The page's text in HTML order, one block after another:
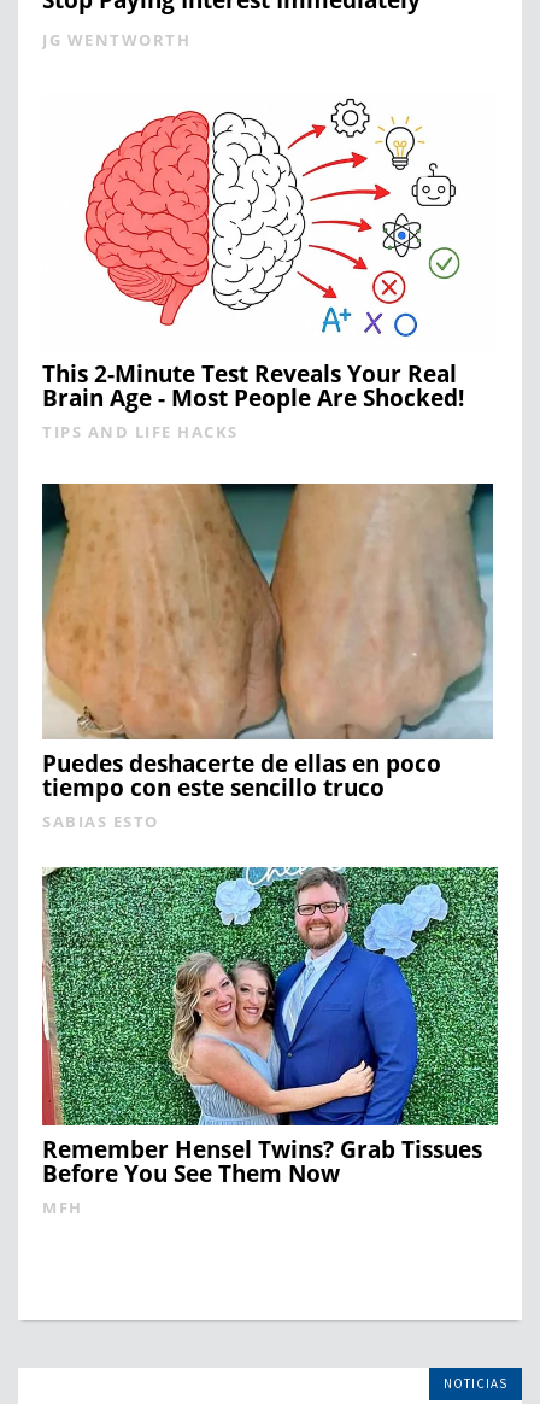
JG WENTWORTH
This 2-Minute Test Reveals Your Real
Brain Age - Most People Are Shocked!
TIPS AND LIFE HACKS
Puedes deshacerte de ellas en poco
tiempo con este sencillo truco
SABIAS ESTO
Remember Hensel Twins? Grab Tissues
Before You See Them Now
MFH
NOTICIAS